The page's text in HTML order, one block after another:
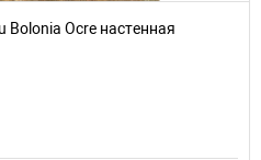
Bolonia Ocre настенная